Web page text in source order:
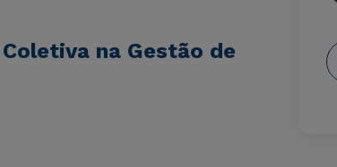
na Gestão de